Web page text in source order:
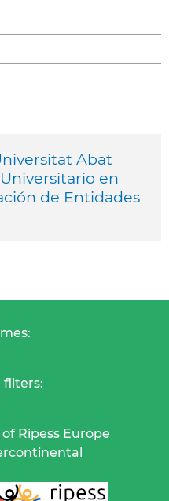
Abat
en
de Entidades
filters:
Ripess Europe